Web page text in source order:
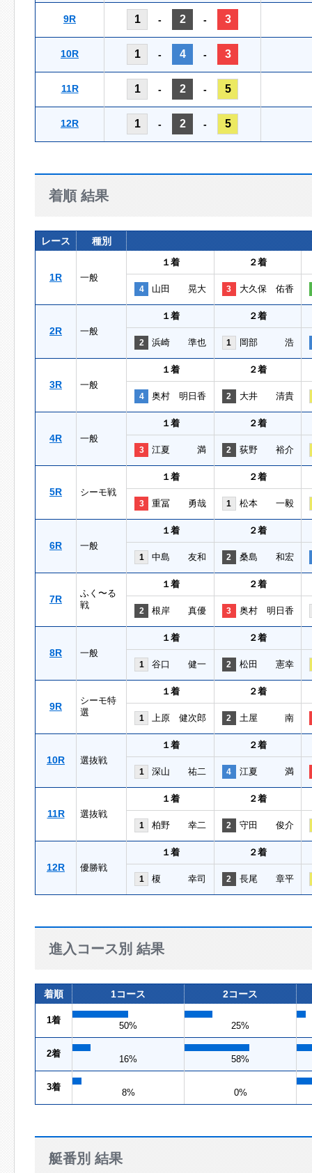
9R 1 - 2 - 3
10R 1 - 4 - 3
11R 1 - 2 - 5
12R 1 - 2 - 5
着順 結果
レース 種別
1R 一般
１着 ２着
4 山田 晃大 3 大久保 佑香
2R 一般
１着 ２着
2 浜崎 準也 1 岡部 浩
3R 一般
１着 ２着
4 奥村 明日香 2 大井 清貴
4R 一般
１着 ２着
3 江夏 満 2 荻野 裕介
5R シーモ戦
１着 ２着
3 重冨 勇哉 1 松本 一毅
6R 一般
１着 ２着
1 中島 友和 2 桑島 和宏
7R
ふく〜る
戦
１着 ２着
2 根岸 真優 3 奥村 明日香
8R 一般
１着 ２着
1 谷口 健一 2 松田 憲幸
9R
シーモ特
選
１着 ２着
1 上原 健次郎 2 土屋 南
10R 選抜戦
１着 ２着
1 深山 祐二 4 江夏 満
11R 選抜戦
１着 ２着
1 柏野 幸二 2 守田 俊介
12R 優勝戦
１着 ２着
1 榎 幸司 2 長尾 章平
進入コース別 結果
着順 1コース 2コース
1着
50% 25%
2着
16% 58%
3着
8% 0%
艇番別 結果